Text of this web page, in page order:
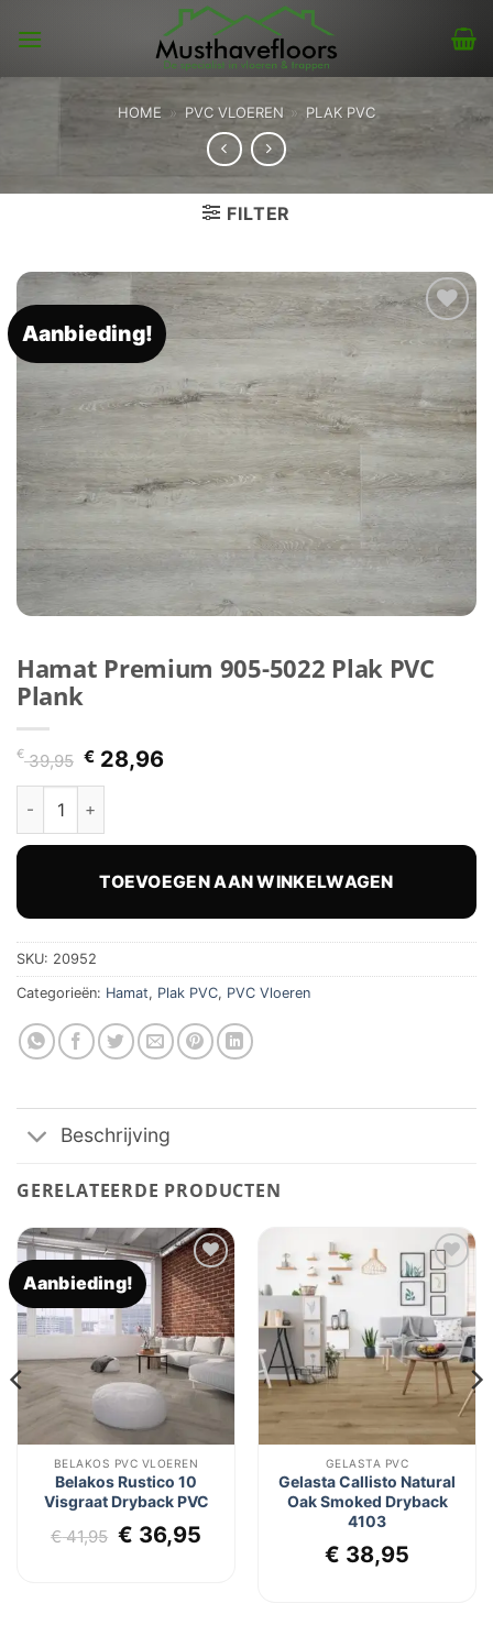
HOME » PVC VLOEREN » PLAK PVC
FILTER
Aanbieding!
Toevoegen
aan
verlanglijst
Hamat Premium 905-5022 Plak PVC
Plank
€39,95 Oorspronkelijke
prijs
was:
€28,96Huidige
TOEVOEGEN AAN WINKELWAGEN
SKU: 20952
Categorieën: Hamat, Plak PVC, PVC Vloeren
Beschrijving
GERELATEERDE PRODUCTEN
Aanbieding!
Toevoegen
aan
verlanglijst
BELAKOS PVC VLOEREN
Belakos Rustico 10
Visgraat Dryback PVC
€41,95 Oorspronkelijke
€ 36,95Huidige
Toevoegen
aan
verlanglijst
GELASTA PVC
Gelasta Callisto Natural
Oak Smoked Dryback
4103
€ 38,95